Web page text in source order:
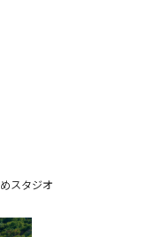
スタジオ